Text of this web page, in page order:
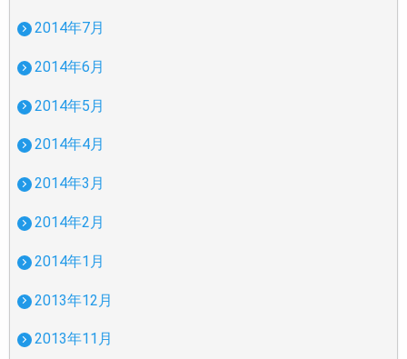
2014年7月
2014年6月
2014年5月
2014年4月
2014年3月
2014年2月
2014年1月
2013年12月
2013年11月